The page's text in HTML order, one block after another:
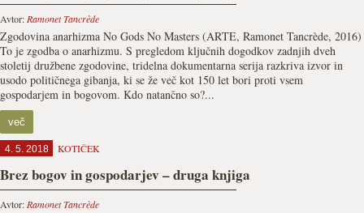
Avtor: Ramonet Tancrède
Zgodovina anarhizma No Gods No Masters (ARTE, Ramonet Tancrède, 2016)
To je zgodba o anarhizmu. S pregledom ključnih dogodkov zadnjih dveh
stoletij družbene zgodovine, tridelna dokumentarna serija razkriva izvor in
usodo političnega gibanja, ki se že več kot 150 let bori proti vsem
gospodarjem in bogovom. Kdo natančno so?...
več
4. 5. 2018 KOTIČEK
Brez bogov in gospodarjev – druga knjiga
Avtor: Ramonet Tancrède